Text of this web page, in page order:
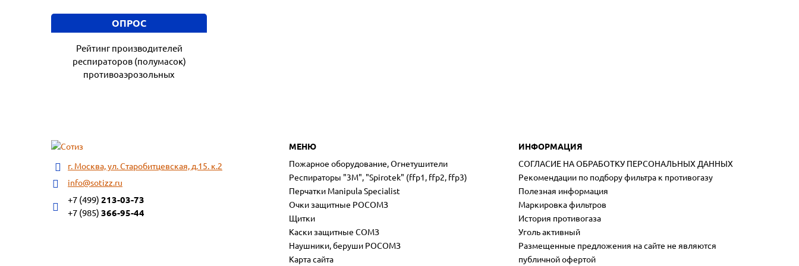
ОПРОС
Рейтинг производителей
респираторов (полумасок)
противоаэрозольных
г. Москва, ул. Старобитцевская, д.15. к.2
info@sotizz.ru
+7 (499) 213-03-73
+7 (985) 366-95-44
МЕНЮ
Пожарное оборудование, Огнетушители
Респираторы "3М", "Spirotek" (ffp1, ffp2, ffp3)
Перчатки Manipula Specialist
Очки защитные РОСОМЗ
Щитки
Каски защитные СОМЗ
Наушники, беруши РОСОМЗ
Карта сайта
ИНФОРМАЦИЯ
СОГЛАСИЕ НА ОБРАБОТКУ ПЕРСОНАЛЬНЫХ ДАННЫХ
Рекомендации по подбору фильтра к противогазу
Полезная информация
Маркировка фильтров
История противогаза
Уголь активный
Размещенные предложения на сайте не являются
публичной офертой